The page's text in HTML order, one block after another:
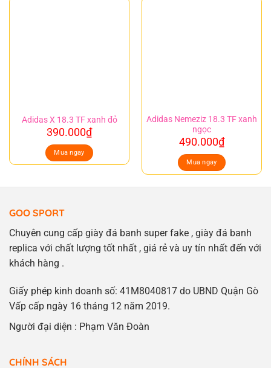
Adidas X 18.3 TF xanh đỏ
390.000₫
Mua ngay
Adidas Nemeziz 18.3 TF xanh
ngọc
490.000₫
Mua ngay
GOO SPORT
Chuyên cung cấp giày đá banh super fake , giày đá banh
replica với chất lượng tốt nhất , giá rẻ và uy tín nhất đến với
khách hàng .
Giấy phép kinh doanh số: 41M8040817 do UBND Quận Gò
Vấp cấp ngày 16 tháng 12 năm 2019.
Người đại diện : Phạm Văn Đoàn
CHÍNH SÁCH